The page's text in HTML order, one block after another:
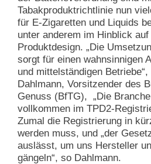
Tabakproduktrichtlinie nun
für E-Zigaretten und Liquids
unter anderem im Hinblick
Produktdesign. „Die
sorgt für einen wahnsinnigen
und mittelständigen
Dahlmann, Vorsitzender des
Genuss (BfTG), „Die
vollkommen im TPD2-
Zumal die Registrierung in
werden muss, und „der
auslässt, um uns Hersteller
gängeln“, so Dahlmann.